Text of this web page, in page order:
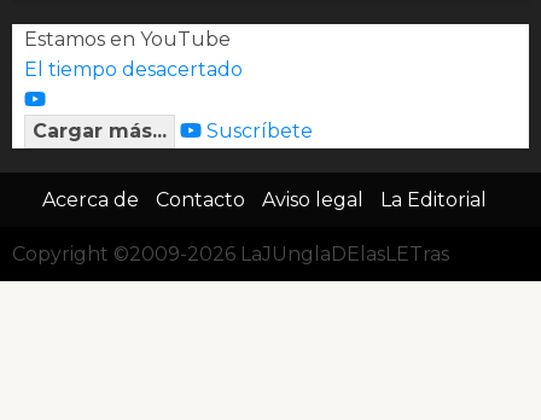
Estamos en YouTube
El tiempo desacertado
Cargar más... Suscríbete
Acerca de Contacto Aviso legal La Editorial
Copyright ©2009-2026 LaJUnglaDElasLETras